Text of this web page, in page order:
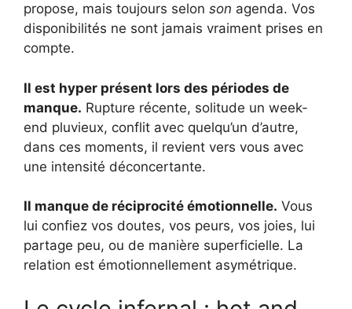
propose, mais toujours selon son agenda. Vos
disponibilités ne sont jamais vraiment prises en
compte.
Il est hyper présent lors des périodes de
manque. Rupture récente, solitude un week-
end pluvieux, conflit avec quelqu’un d’autre,
dans ces moments, il revient vers vous avec
une intensité déconcertante.
Il manque de réciprocité émotionnelle. Vous
lui confiez vos doutes, vos peurs, vos joies, lui
partage peu, ou de manière superficielle. La
relation est émotionnellement asymétrique.